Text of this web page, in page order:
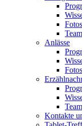
Fotos
Team
Anlässe
Fotos
Team
Kontakte